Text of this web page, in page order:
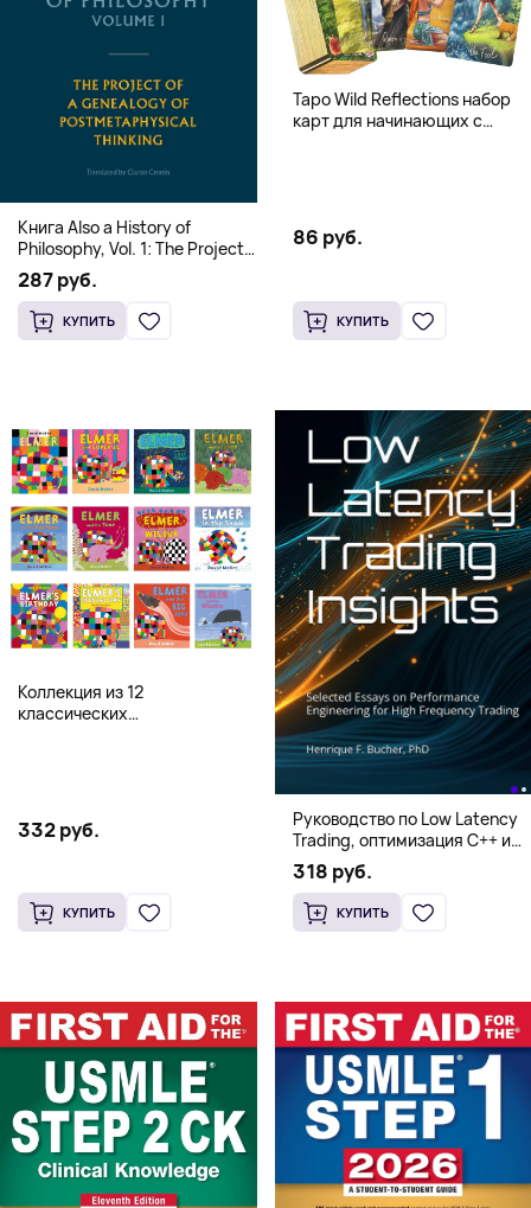
Книга Also a History of
Philosophy, Vol. 1: The Project
of a Genealogy of
Postmetaphysical Thinking
(Твердый переплет)
287 руб.
КУПИТЬ
Таро Wild Reflections набор
карт для начинающих с
86 руб.
КУПИТЬ
Коллекция из 12
классических
332 руб.
КУПИТЬ
Руководство по Low Latency
Trading, оптимизация C++ и
системная архитектура для
HFT
318 руб.
КУПИТЬ